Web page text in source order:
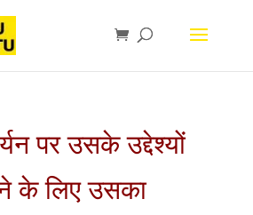
पर उसके उद्देश्यों
के लिए उसका